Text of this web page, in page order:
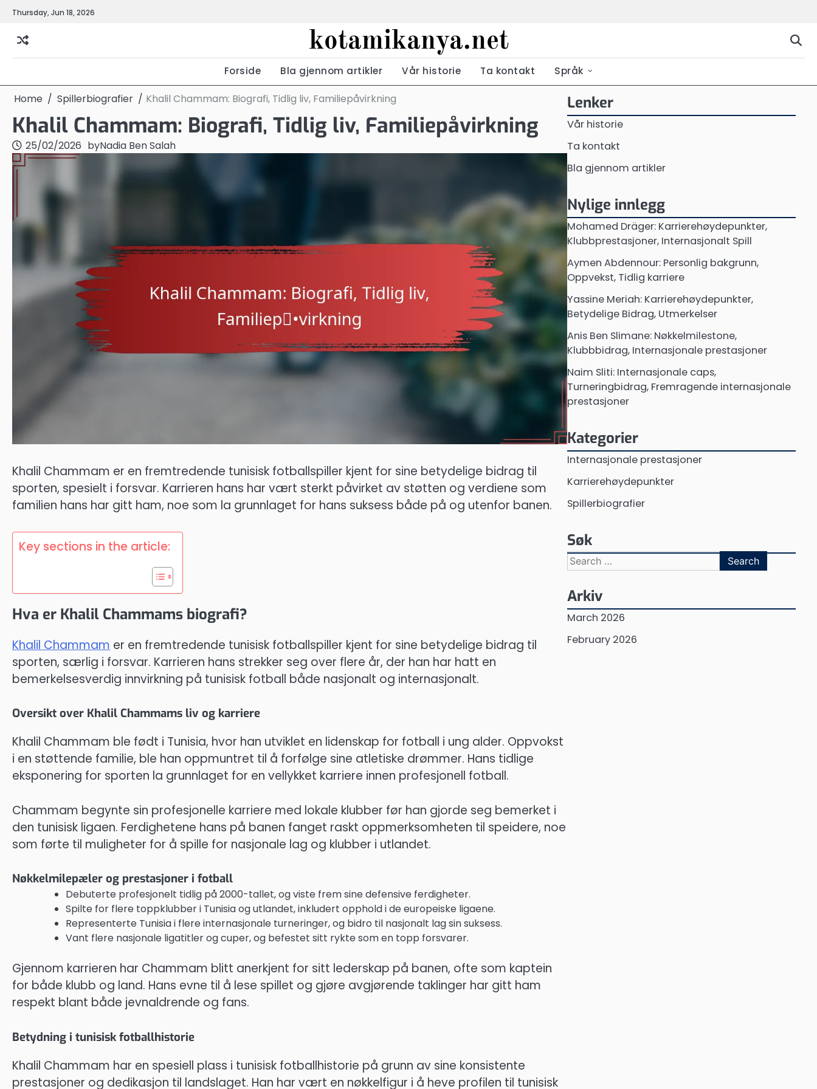
Skip
content
Thursday, Jun 18, 2026
kotamikanya.net
Forside Bla gjennom artikler Vår historie Ta kontakt Språk
Home Spillerbiografier Khalil Chammam: Biografi, Tidlig liv, Familiepåvirkning
Khalil Chammam: Biografi, Tidlig liv, Familiepåvirkning
25/02/2026 byNadia Ben Salah
Khalil Chammam er en fremtredende tunisisk fotballspiller kjent for sine betydelige bidrag til
sporten, spesielt i forsvar. Karrieren hans har vært sterkt påvirket av støtten og verdiene som
familien hans har gitt ham, noe som la grunnlaget for hans suksess både på og utenfor banen.
Key sections in the article:
Hva er Khalil Chammams biografi?
Khalil Chammam er en fremtredende tunisisk fotballspiller kjent for sine betydelige bidrag til
sporten, særlig i forsvar. Karrieren hans strekker seg over flere år, der han har hatt en
bemerkelsesverdig innvirkning på tunisisk fotball både nasjonalt og internasjonalt.
Oversikt over Khalil Chammams liv og karriere
Khalil Chammam ble født i Tunisia, hvor han utviklet en lidenskap for fotball i ung alder. Oppvokst
i en støttende familie, ble han oppmuntret til å forfølge sine atletiske drømmer. Hans tidlige
eksponering for sporten la grunnlaget for en vellykket karriere innen profesjonell fotball.
Chammam begynte sin profesjonelle karriere med lokale klubber før han gjorde seg bemerket i
den tunisisk ligaen. Ferdighetene hans på banen fanget raskt oppmerksomheten til speidere, noe
som førte til muligheter for å spille for nasjonale lag og klubber i utlandet.
Nøkkelmilepæler og prestasjoner i fotball
Debuterte profesjonelt tidlig på 2000-tallet, og viste frem sine defensive ferdigheter.
Spilte for flere toppklubber i Tunisia og utlandet, inkludert opphold i de europeiske ligaene.
Representerte Tunisia i flere internasjonale turneringer, og bidro til nasjonalt lag sin suksess.
Vant flere nasjonale ligatitler og cuper, og befestet sitt rykte som en topp forsvarer.
Gjennom karrieren har Chammam blitt anerkjent for sitt lederskap på banen, ofte som kaptein
for både klubb og land. Hans evne til å lese spillet og gjøre avgjørende taklinger har gitt ham
respekt blant både jevnaldrende og fans.
Betydning i tunisisk fotballhistorie
Khalil Chammam har en spesiell plass i tunisisk fotballhistorie på grunn av sine konsistente
prestasjoner og dedikasjon til landslaget. Han har vært en nøkkelfigur i å heve profilen til tunisisk
Lenker
Vår historie
Ta kontakt
Bla gjennom artikler
Nylige innlegg
Mohamed Dräger: Karrierehøydepunkter,
Klubbprestasjoner, Internasjonalt Spill
Aymen Abdennour: Personlig bakgrunn,
Oppvekst, Tidlig karriere
Yassine Meriah: Karrierehøydepunkter,
Betydelige Bidrag, Utmerkelser
Anis Ben Slimane: Nøkkelmilestone,
Klubbbidrag, Internasjonale prestasjoner
Naim Sliti: Internasjonale caps,
Turneringbidrag, Fremragende internasjonale
prestasjoner
Kategorier
Internasjonale prestasjoner
Karrierehøydepunkter
Spillerbiografier
Søk
Search
for:
Arkiv
March 2026
February 2026